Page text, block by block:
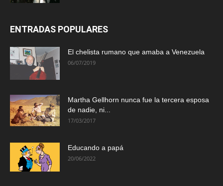
ENTRADAS POPULARES
El chelista rumano que amaba a Venezuela
06/07/2019
Martha Gellhorn nunca fue la tercera esposa
de nadie, ni...
17/03/2017
Educando a papá
20/06/2022